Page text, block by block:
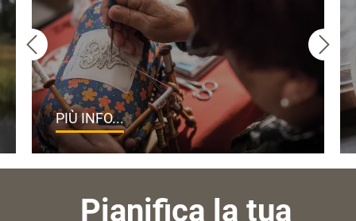
PIÙ INFO...
Pianifica la tua